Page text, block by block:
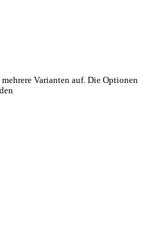
Varianten auf. Die Optionen